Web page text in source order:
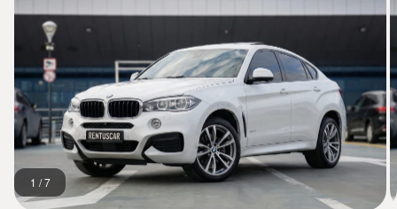
1 /7